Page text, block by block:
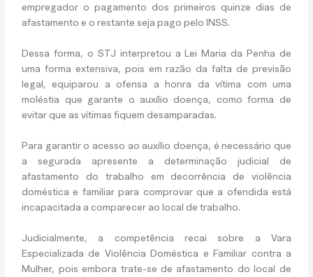
empregador o pagamento dos primeiros quinze dias de
afastamento e o restante seja pago pelo INSS.
Dessa forma, o STJ interpretou a Lei Maria da Penha de
uma forma extensiva, pois em razão da falta de previsão
legal, equiparou a ofensa a honra da vítima com uma
moléstia que garante o auxílio doença, como forma de
evitar que as vítimas fiquem desamparadas.
Para garantir o acesso ao auxílio doença, é necessário que
a segurada apresente a determinação judicial de
afastamento do trabalho em decorrência de violência
doméstica e familiar para comprovar que a ofendida está
incapacitada a comparecer ao local de trabalho.
Judicialmente, a competência recai sobre a Vara
Especializada de Violência Doméstica e Familiar contra a
Mulher, pois embora trate-se de afastamento do local de